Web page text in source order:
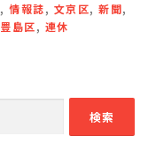
, 情報誌, 文京区, 新聞,
豊島区, 連休